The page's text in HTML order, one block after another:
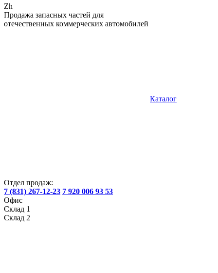
Zh
Продажа запасных частей для
отечественных коммерческих автомобилей
Каталог
Отдел продаж:
7 (831) 267-12-23 7 920 006 93 53
Офис
Склад 1
Склад 2